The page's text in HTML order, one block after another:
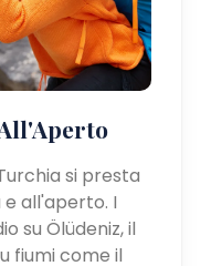
si presta
all'aperto. I
su Ölüdeniz, il
fiumi come il